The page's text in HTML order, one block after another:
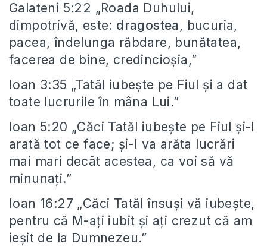
Galateni 5:22 „Roada Duhului,
dimpotrivă, este: dragostea, bucuria,
pacea, îndelunga răbdare, bunătatea,
facerea de bine, credincioşia,”
Ioan 3:35 „Tatăl iubeşte pe Fiul şi a dat
toate lucrurile în mâna Lui.”
Ioan 5:20 „Căci Tatăl iubeşte pe Fiul şi-I
arată tot ce face; şi-I va arăta lucrări
mai mari decât acestea, ca voi să vă
minunaţi.”
Ioan 16:27 „Căci Tatăl însuşi vă iubeşte,
pentru că M-aţi iubit şi aţi crezut că am
ieşit de la Dumnezeu.”